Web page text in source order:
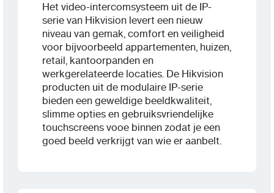
Het video-intercomsysteem uit de IP-
serie van Hikvision levert een nieuw
niveau van gemak, comfort en veiligheid
voor bijvoorbeeld appartementen, huizen,
retail, kantoorpanden en
werkgerelateerde locaties. De Hikvision
producten uit de modulaire IP-serie
bieden een geweldige beeldkwaliteit,
slimme opties en gebruiksvriendelijke
touchscreens vooe binnen zodat je een
goed beeld verkrijgt van wie er aanbelt.